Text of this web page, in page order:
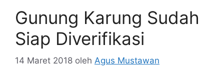
Gunung Karung Sudah
Siap Diverifikasi
14 Maret 2018 oleh Agus Mustawan